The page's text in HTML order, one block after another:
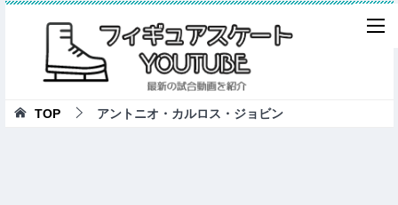
TOP アントニオ・カルロス・ジョビン